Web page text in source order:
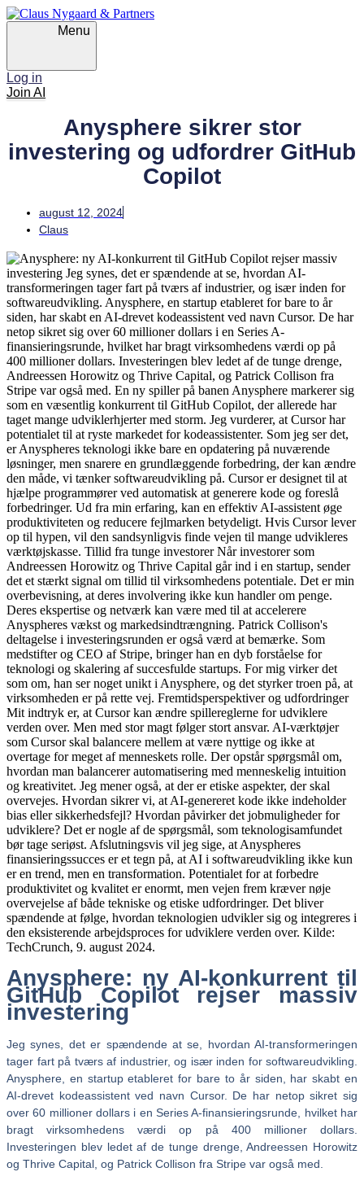
Skip
links
Skip
to
Skip
to
content
Menu
Log in
Join AI
Anysphere sikrer stor
investering og udfordrer GitHub
Copilot
august 12, 2024
Claus
Anysphere: ny AI-konkurrent til
GitHub Copilot rejser massiv
investering
Jeg synes, det er spændende at se, hvordan AI-transformeringen
tager fart på tværs af industrier, og især inden for softwareudvikling.
Anysphere, en startup etableret for bare to år siden, har skabt en
AI-drevet kodeassistent ved navn Cursor. De har netop sikret sig
over 60 millioner dollars i en Series A-finansieringsrunde, hvilket har
bragt virksomhedens værdi op på 400 millioner dollars.
Investeringen blev ledet af de tunge drenge, Andreessen Horowitz
og Thrive Capital, og Patrick Collison fra Stripe var også med.